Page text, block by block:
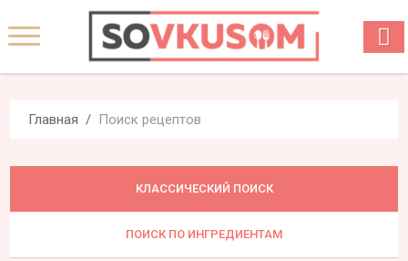
Главная Поиск рецептов
КЛАССИЧЕСКИЙ ПОИСК
ПОИСК ПО ИНГРЕДИЕНТАМ